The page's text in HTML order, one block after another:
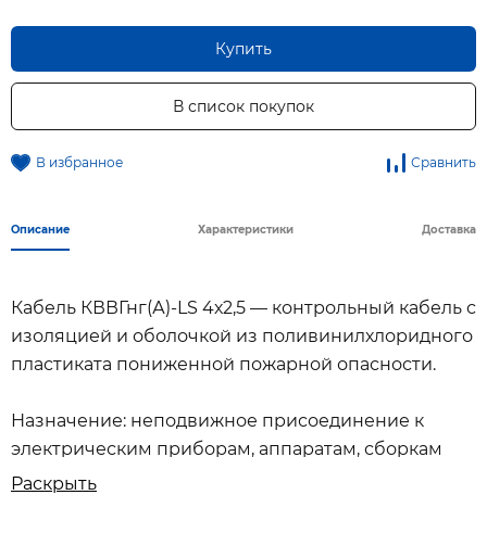
Купить
В список покупок
В избранное Сравнить
Описание Характеристики Доставка
Кабель КВВГнг(А)-LS 4х2,5 — контрольный кабель с
изоляцией и оболочкой из поливинилхлоридного
пластиката пониженной пожарной опасности.
Назначение: неподвижное присоединение к
электрическим приборам, аппаратам, сборкам
зажимов электрических распределительных
Раскрыть